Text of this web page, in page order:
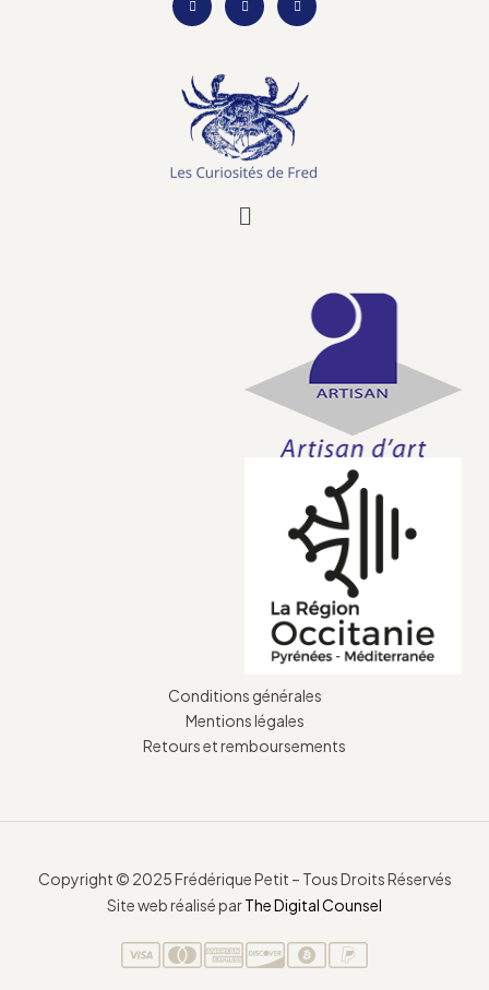
Conditions générales
Mentions légales
Retours et remboursements
Copyright © 2025 Frédérique Petit – Tous Droits Réservés
Site web réalisé parThe Digital Counsel